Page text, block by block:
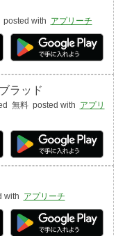
posted with アプリーチ
ラッド
無料 posted with アプリ
with アプリーチ